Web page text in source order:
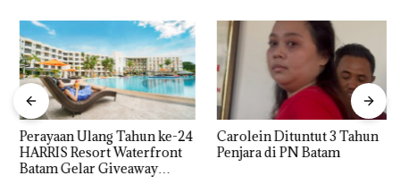
Perayaan Ulang Tahun ke-24
HARRIS Resort Waterfront
Batam Gelar Giveaway
Carolein Dituntut 3 Tahun
Penjara di PN Batam